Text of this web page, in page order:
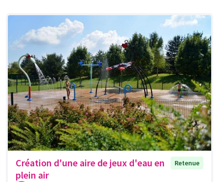
Création d'une aire de jeux d'eau en
plein air
Retenue